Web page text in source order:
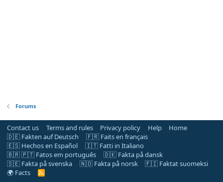
Forums
Contact us Terms and rules Privacy policy Help
Home
🇩🇪 Fakten auf Deutsch
🇫🇷 Faits en français
🇪🇸 Hechos en Español
🇮🇹 Fatti in Italiano
🇧🇷 🇵🇹 Fatos em português
🇩🇰 Fakta på dansk
🇸🇪 Fakta på svenska
🇳🇴 Fakta på norsk
🇫🇮 Faktat suomeksi
🌍 Facts
R